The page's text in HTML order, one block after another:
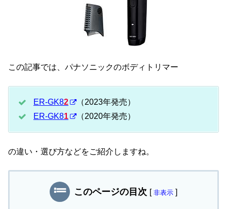
この記事では、パナソニックのボディトリマー
ER-GK82
（2023年発売）
ER-GK81 （2020年発売）
の違い・選び方などをご紹介しますね。
このページの目次 [ 非表示 ]